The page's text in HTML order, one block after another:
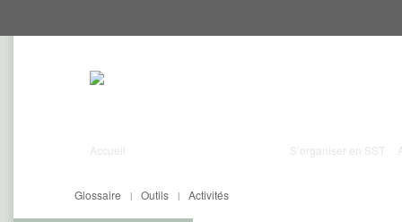
au
au
Accueil S’organiser en SST
Activités
Outils |
Glossaire |